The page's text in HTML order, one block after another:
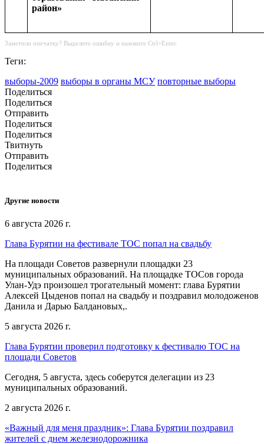
район»
Заметили опечатку? Выделите ошибку и нажмите Ctrl+Enter.
Теги:
выборы-2009 выборы в органы МСУ повторные выборы
Поделиться
Поделиться
Отправить
Поделиться
Поделиться
Твитнуть
Отправить
Поделиться
Другие новости
6 августа 2026 г.
Глава Бурятии на фестивале ТОС попал на свадьбу
На площади Советов развернули площадки 23
муниципальных образований. На площадке ТОСов города
Улан-Удэ произошел трогательный момент: глава Бурятии
Алексей Цыденов попал на свадьбу и поздравил молодоженов
Данила и Дарью Балдановых,.
5 августа 2026 г.
Глава Бурятии проверил подготовку к фестивалю ТОС на
площади Советов
Сегодня, 5 августа, здесь соберутся делегации из 23
муниципальных образований.
2 августа 2026 г.
«Важный для меня праздник»: Глава Бурятии поздравил
жителей с днем железнодорожника